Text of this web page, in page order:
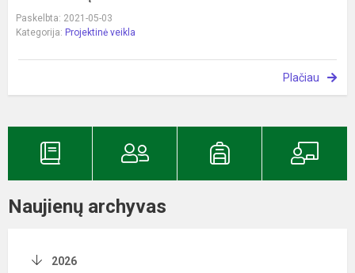
Paskelbta: 2021-05-03
Kategorija: Projektinė veikla
Plačiau
Naujienų archyvas
2026